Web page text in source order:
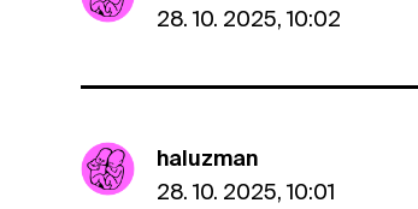
28. 10. 2025, 10:02
haluzman
28. 10. 2025, 10:01